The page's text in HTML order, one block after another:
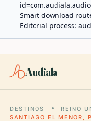
Smart download
Editorial process:
Audiala
DESTINOS REINO
SANTIAGO EL MENOR,